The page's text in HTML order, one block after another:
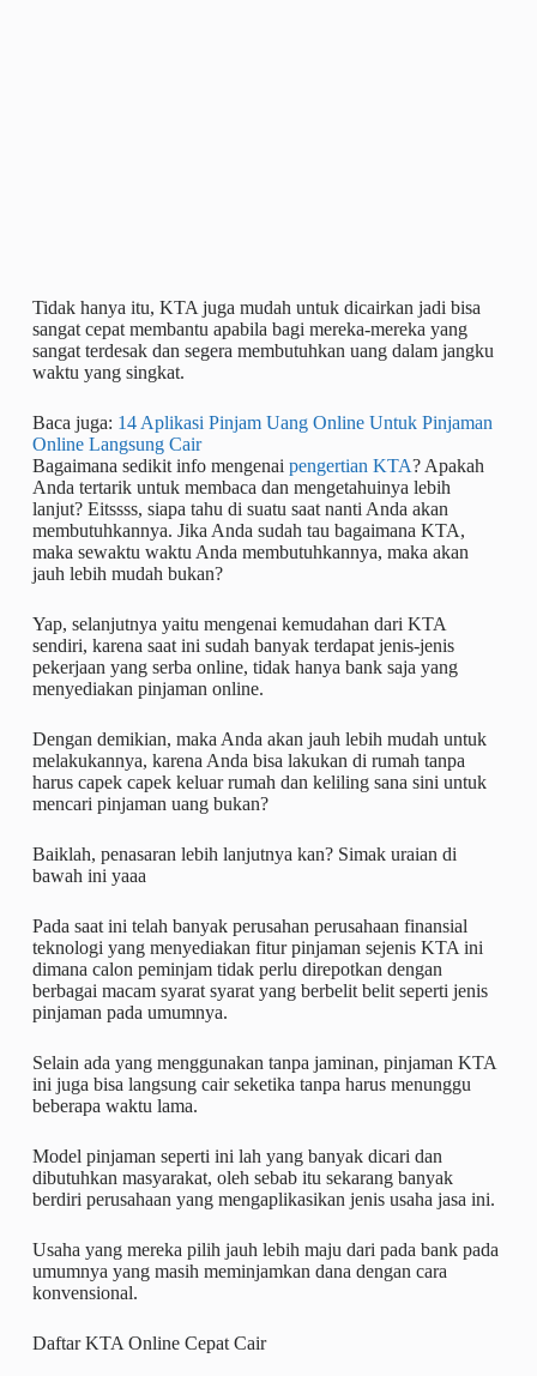
Tidak hanya itu, KTA juga mudah untuk dicairkan jadi bisa
sangat cepat membantu apabila bagi mereka-mereka yang
sangat terdesak dan segera membutuhkan uang dalam jangku
waktu yang singkat.
Baca juga: 14 Aplikasi Pinjam Uang Online Untuk Pinjaman
Online Langsung Cair
Bagaimana sedikit info mengenai pengertian KTA? Apakah
Anda tertarik untuk membaca dan mengetahuinya lebih
lanjut? Eitssss, siapa tahu di suatu saat nanti Anda akan
membutuhkannya. Jika Anda sudah tau bagaimana KTA,
maka sewaktu waktu Anda membutuhkannya, maka akan
jauh lebih mudah bukan?
Yap, selanjutnya yaitu mengenai kemudahan dari KTA
sendiri, karena saat ini sudah banyak terdapat jenis-jenis
pekerjaan yang serba online, tidak hanya bank saja yang
menyediakan pinjaman online.
Dengan demikian, maka Anda akan jauh lebih mudah untuk
melakukannya, karena Anda bisa lakukan di rumah tanpa
harus capek capek keluar rumah dan keliling sana sini untuk
mencari pinjaman uang bukan?
Baiklah, penasaran lebih lanjutnya kan? Simak uraian di
bawah ini yaaa
Pada saat ini telah banyak perusahan perusahaan finansial
teknologi yang menyediakan fitur pinjaman sejenis KTA ini
dimana calon peminjam tidak perlu direpotkan dengan
berbagai macam syarat syarat yang berbelit belit seperti jenis
pinjaman pada umumnya.
Selain ada yang menggunakan tanpa jaminan, pinjaman KTA
ini juga bisa langsung cair seketika tanpa harus menunggu
beberapa waktu lama.
Model pinjaman seperti ini lah yang banyak dicari dan
dibutuhkan masyarakat, oleh sebab itu sekarang banyak
berdiri perusahaan yang mengaplikasikan jenis usaha jasa ini.
Usaha yang mereka pilih jauh lebih maju dari pada bank pada
umumnya yang masih meminjamkan dana dengan cara
konvensional.
Daftar KTA Online Cepat Cair